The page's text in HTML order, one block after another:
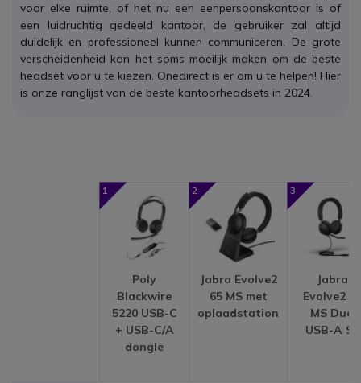
voor elke ruimte, of het nu een eenpersoonskantoor is of
een luidruchtig gedeeld kantoor, de gebruiker zal altijd
duidelijk en professioneel kunnen communiceren. De grote
verscheidenheid kan het soms moeilijk maken om de beste
headset voor u te kiezen. Onedirect is er om u te helpen! Hier
is onze ranglijst van de beste kantoorheadsets in 2024.
1
Poly
Blackwire
5220 USB-C
+ USB-C/A
dongle
2
Jabra Evolve2
65 MS met
oplaadstation
3
Jabra
Evolve2 40
MS Duo
USB-A SE